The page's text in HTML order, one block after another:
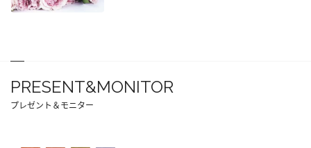
PRESENT&MONITOR
プレゼント＆モニター